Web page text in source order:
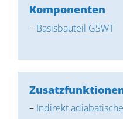
Komponenten
– Basisbauteil GSWT
– Indirekt